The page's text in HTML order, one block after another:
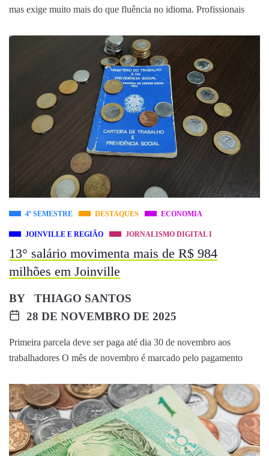
mas exige muito mais do que fluência no idioma. Profissionais
4º SEMESTRE DESTAQUES ECONOMIA
JOINVILLE E REGIÃO JORNALISMO DIGITAL I
13° salário movimenta mais de R$ 984
milhões em Joinville
BY
THIAGO SANTOS
28 DE NOVEMBRO DE 2025
Primeira parcela deve ser paga até dia 30 de novembro aos
trabalhadores O mês de novembro é marcado pelo pagamento